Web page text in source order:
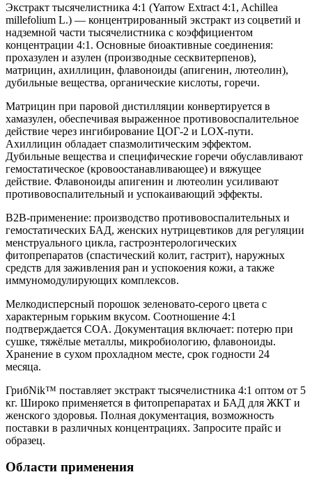
Экстракт тысячелистника 4:1 (Yarrow Extract 4:1, Achillea
millefolium L.) — концентрированный экстракт из соцветий и
надземной части тысячелистника с коэффициентом
концентрации 4:1. Основные биоактивные соединения:
прохазулен и азулен (производные сесквитерпенов),
матрицин, ахиллицин, флавоноиды (апигенин, лютеолин),
дубильные вещества, органические кислоты, горечи.
Матрицин при паровой дистилляции конвертируется в
хамазулен, обеспечивая выраженное противовоспалительное
действие через ингибирование ЦОГ-2 и LOX-пути.
Ахиллицин обладает спазмолитическим эффектом.
Дубильные вещества и специфические горечи обуславливают
гемостатическое (кровоостанавливающее) и вяжущее
действие. Флавоноиды апигенин и лютеолин усиливают
противовоспалительный и успокаивающий эффекты.
B2B-применение: производство противовоспалительных и
гемостатических БАД, женских нутрицевтиков для регуляции
менструального цикла, гастроэнтерологических
фитопрепаратов (спастический колит, гастрит), наружных
средств для заживления ран и успокоения кожи, а также
иммуномодулирующих комплексов.
Мелкодисперсный порошок зеленовато-серого цвета с
характерным горьким вкусом. Соотношение 4:1
подтверждается COA. Документация включает: потерю при
сушке, тяжёлые металлы, микробиологию, флавоноиды.
Хранение в сухом прохладном месте, срок годности 24
месяца.
ГрибNik™ поставляет экстракт тысячелистника 4:1 оптом от 5
кг. Широко применяется в фитопрепаратах и БАД для ЖКТ и
женского здоровья. Полная документация, возможность
поставки в различных концентрациях. Запросите прайс и
образец.
Области применения